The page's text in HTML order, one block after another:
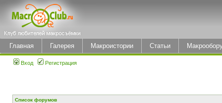
Главная Галерея Макроистории Статьи
Вход Регистрация
Список форумов